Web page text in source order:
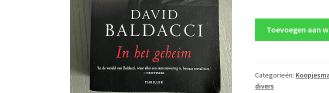
David
Baldacci
Toevoegen aan
Categorieën:
divers